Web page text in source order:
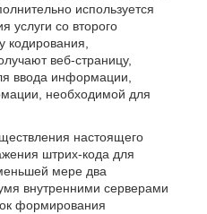
используется
услуги со второго
кодирования,
веб-страницу,
ввода информации,
необходимой для
настоящего
штрих-кода для
мере два
внутренними серверами
формирования